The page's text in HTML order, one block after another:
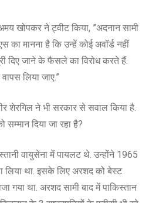
खोपकर ने ट्वीट किया, ”अदनान सामी
का मानना है कि उन्हें कोई अवॉर्ड नहीं
दिए जाने के फैसले का विरोध करते हैं.
लिया जाए.”
शेरगिल ने भी सरकार से सवाल किया है.
दिया जा रहा है?
वायुसेना में पायलट थे. उन्होंने 1965
लिया था. इसके लिए अरशद को बेस्ट
गया था. अरशद सामी बाद में पाकिस्तान